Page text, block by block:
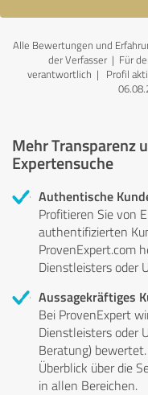
Alle Bewertungen und
der Verfasser | Für
verantwortlich | Profil
Mehr Transparenz
Expertensuche
Authentische
Profitieren Sie von
authentifizierten
ProvenExpert.com
Dienstleisters oder
Aussagekräftiges
Bei ProvenExpert
Dienstleisters oder
Beratung)
Überblick über die
in allen Bereichen.